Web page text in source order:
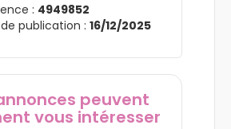
: 4949852
publication : 16/12/2025
peuvent
vous intéresser